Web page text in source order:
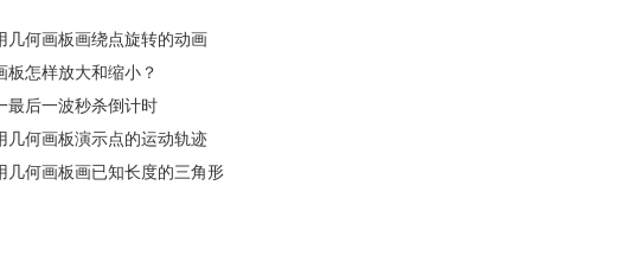
几何画板画绕点旋转的动画
板怎样放大和缩小？
最后一波秒杀倒计时
几何画板演示点的运动轨迹
几何画板画已知长度的三角形